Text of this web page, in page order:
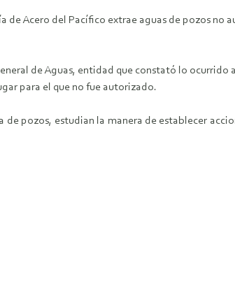
de Acero del Pacífico extrae aguas de pozos no
de Aguas, entidad que constató lo ocurrido
para el que no fue autorizado.
pozos, estudian la manera de establecer